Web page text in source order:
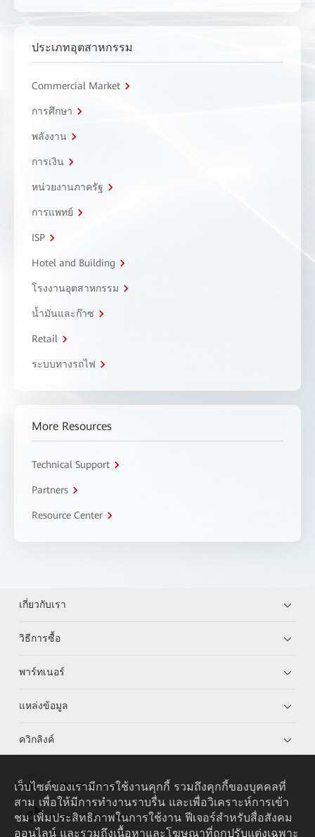
ประเภทอุตสาหกรรม
Commercial Market
การศึกษา
พลังงาน
การเงิน
หน่วยงานภาครัฐ
การแพทย์
ISP
Hotel and Building
โรงงานอุตสาหกรรม
น้ำมันและก๊าซ
Retail
ระบบทางรถไฟ
More Resources
Technical Support
Partners
Resource Center
เกี่ยวกับเรา
วิธีการซื้อ
พาร์ทเนอร์
แหล่งข้อมูล
ควิกลิงค์
HUAWEI eKit App
Huawei HiKnow App
เว็บไซต์ของเรามีการใช้งานคุกกี้ รวมถึงคุกกี้ของบุคคลที่
สาม เพื่อให้มีการทำงานราบรื่น และเพื่อวิเคราะห์การเข้า
ชม เพิ่มประสิทธิภาพในการใช้งาน ฟีเจอร์สำหรับสื่อสังคม
ออนไลน์ และรวมถึงเนื้อหาและโฆษณาที่ถูกปรับแต่งเฉพาะ